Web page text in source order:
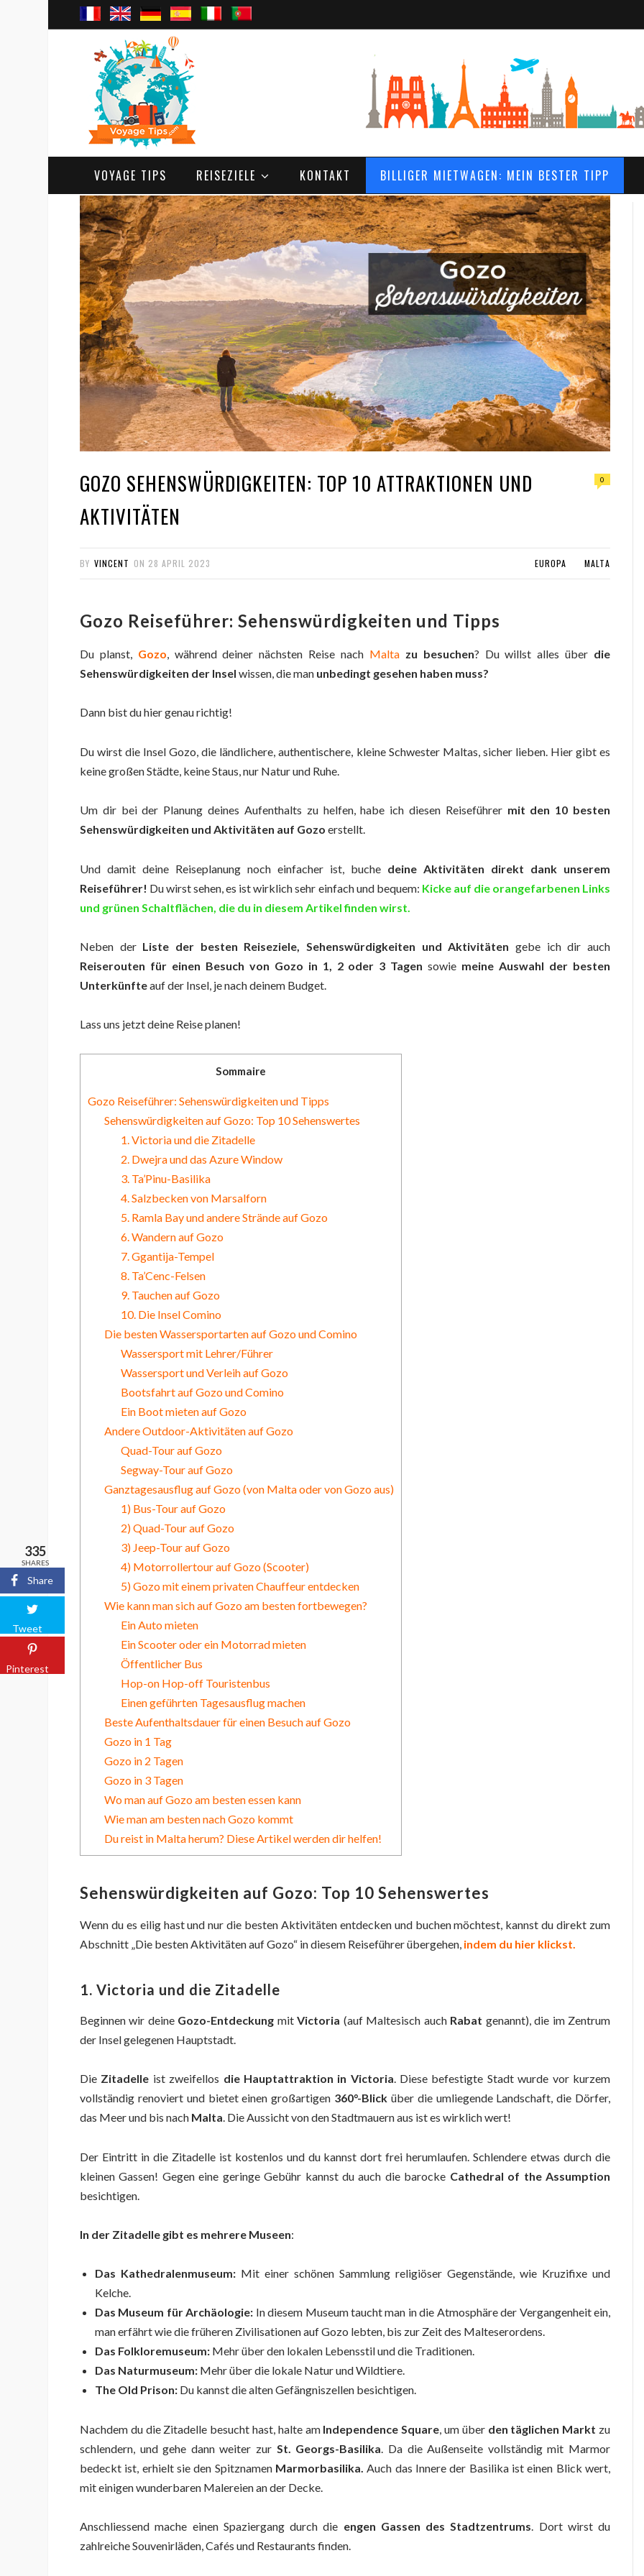
VOYAGE TIPS REISEZIELE KONTAKT BILLIGER MIETWAGEN: MEIN BESTER TIPP
GOZO SEHENSWÜRDIGKEITEN: TOP 10 ATTRAKTIONEN UND
AKTIVITÄTEN
0
BY VINCENT ON 28 APRIL 2023 EUROPA MALTA
Gozo Reiseführer: Sehenswürdigkeiten und Tipps
Du planst, Gozo, während deiner nächsten Reise nach Malta zu besuchen? Du willst alles über die
Sehenswürdigkeiten der Insel wissen, die man unbedingt gesehen haben muss?
Dann bist du hier genau richtig!
Du wirst die Insel Gozo, die ländlichere, authentischere, kleine Schwester Maltas, sicher lieben. Hier gibt es
keine großen Städte, keine Staus, nur Natur und Ruhe.
Um dir bei der Planung deines Aufenthalts zu helfen, habe ich diesen Reiseführermit den 10 besten
Sehenswürdigkeiten und Aktivitäten auf Gozo erstellt.
Und damit deine Reiseplanung noch einfacher ist, buche deine Aktivitäten direkt dank unserem
Reiseführer! Du wirst sehen, es ist wirklich sehr einfach und bequem: Kicke auf die orangefarbenen Links
und grünen Schaltflächen, die du in diesem Artikel finden wirst.
Neben derListe der besten Reiseziele, Sehenswürdigkeiten und Aktivitäten gebe ich dir auch
Reiserouten für einen Besuch von Gozo in 1, 2 oder 3 Tagen sowie meine Auswahl der besten
Unterkünfteauf der Insel, je nach deinem Budget.
Lass uns jetzt deine Reise planen!
Sommaire
Gozo Reiseführer: Sehenswürdigkeiten und Tipps
Sehenswürdigkeiten auf Gozo: Top 10 Sehenswertes
1. Victoria und die Zitadelle
2. Dwejra und das Azure Window
3. Ta’Pinu-Basilika
4. Salzbecken von Marsalforn
5. Ramla Bay und andere Strände auf Gozo
6. Wandern auf Gozo
7. Ggantija-Tempel
8. Ta’Cenc-Felsen
9. Tauchen auf Gozo
10. Die Insel Comino
Die besten Wassersportarten auf Gozo und Comino
Wassersport mit Lehrer/Führer
Wassersport und Verleih auf Gozo
Bootsfahrt auf Gozo und Comino
Ein Boot mieten auf Gozo
Andere Outdoor-Aktivitäten auf Gozo
Quad-Tour auf Gozo
Segway-Tour auf Gozo
Ganztagesausflug auf Gozo (von Malta oder von Gozo aus)
1) Bus-Tour auf Gozo
2) Quad-Tour auf Gozo
3) Jeep-Tour auf Gozo
4) Motorrollertour auf Gozo (Scooter)
5) Gozo mit einem privaten Chauffeur entdecken
Wie kann man sich auf Gozo am besten fortbewegen?
Ein Auto mieten
Ein Scooter oder ein Motorrad mieten
Öffentlicher Bus
Hop-on Hop-off Touristenbus
Einen geführten Tagesausflug machen
Beste Aufenthaltsdauer für einen Besuch auf Gozo
Gozo in 1 Tag
Gozo in 2 Tagen
Gozo in 3 Tagen
Wo man auf Gozo am besten essen kann
Wie man am besten nach Gozo kommt
Du reist in Malta herum? Diese Artikel werden dir helfen!
Sehenswürdigkeiten auf Gozo: Top 10 Sehenswertes
Wenn du es eilig hast und nur die besten Aktivitäten entdecken und buchen möchtest, kannst du direkt zum
Abschnitt „Die besten Aktivitäten auf Gozo“ in diesem Reiseführer übergehen, indem du hier klickst.
1. Victoria und die Zitadelle
Beginnen wir deine Gozo-Entdeckung mitVictoria (auf Maltesisch auch Rabat genannt), die im Zentrum
der Insel gelegenen Hauptstadt.
Die Zitadelle ist zweifellos die Hauptattraktion in Victoria. Diese befestigte Stadt wurde vor kurzem
vollständig renoviert und bietet einen großartigen 360°-Blick über die umliegende Landschaft, die Dörfer,
das Meer und bis nach Malta. Die Aussicht von den Stadtmauern aus ist es wirklich wert!
Der Eintritt in die Zitadelle ist kostenlos und du kannst dort frei herumlaufen. Schlendere etwas durch die
kleinen Gassen! Gegen eine geringe Gebühr kannst du auch die barocke Cathedral of the Assumption
besichtigen.
In der Zitadelle gibt es mehrere Museen:
Das Kathedralenmuseum: Mit einer schönen Sammlung religiöser Gegenstände, wie Kruzifixe und
Kelche.
Das Museum für Archäologie: In diesem Museum taucht man in die Atmosphäre der Vergangenheit ein,
man erfährt wie die früheren Zivilisationen auf Gozo lebten, bis zur Zeit des Malteserordens.
Das Folkloremuseum: Mehr über den lokalen Lebensstil und die Traditionen.
Das Naturmuseum: Mehr über die lokale Natur und Wildtiere.
The Old Prison: Du kannst die alten Gefängniszellen besichtigen.
Nachdem du die Zitadelle besucht hast, halte am Independence Square, um über den täglichen Markt zu
schlendern, und gehe dann weiter zur St. Georgs-Basilika. Da die Außenseite vollständig mit Marmor
bedeckt ist, erhielt sie den Spitznamen Marmorbasilika. Auch das Innere der Basilika ist einen Blick wert,
mit einigen wunderbaren Malereien an der Decke.
Anschliessend mache einen Spaziergang durch die engen Gassen des Stadtzentrums. Dort wirst du
zahlreiche Souvenirläden, Cafés und Restaurants finden.
335
SHARES
Share
Tweet
Pinterest